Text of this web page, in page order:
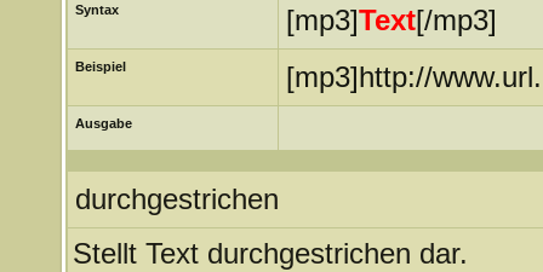
Syntax [mp3]Text[/mp3]
Beispiel [mp3]http://
Ausgabe
durchgestrichen
Stellt Text durchgestrichen dar.